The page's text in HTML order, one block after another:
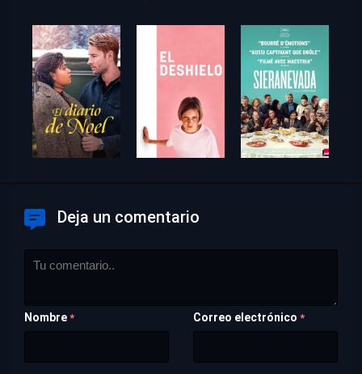
Deja un comentario
Nombre * Correo electrónico *